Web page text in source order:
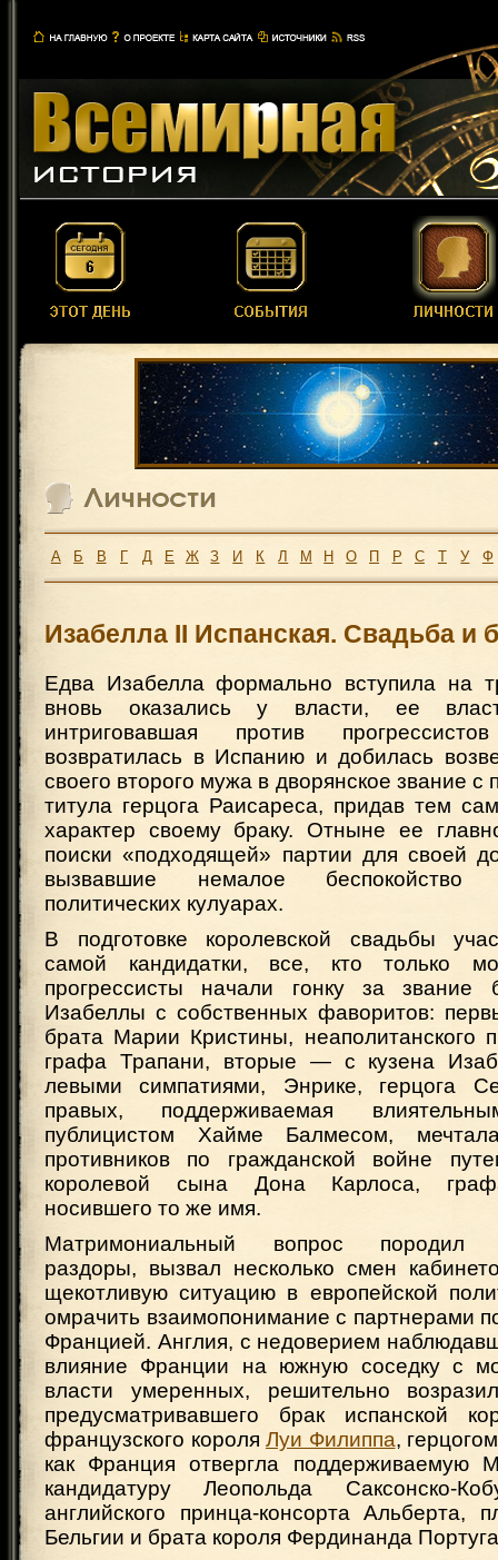
А Б В Г Д Е Ж З И К Л М Н О П Р С Т У Ф
Изабелла II Испанская. Свадьба и
Едва Изабелла формально вступила на
вновь оказались у власти, ее
интриговавшая против
возвратилась в Испанию и добилась
своего второго мужа в дворянское звание
титула герцога Раисареса, придав тем
характер своему браку. Отныне ее
поиски «подходящей» партии для своей
вызвавшие немалое беспокойство
политических кулуарах.
В подготовке королевской свадьбы
самой кандидатки, все, кто только
прогрессисты начали гонку за звание
Изабеллы с собственных фаворитов:
брата Марии Кристины, неаполитанского
графа Трапани, вторые — с кузена
левыми симпатиями, Энрике, герцога
правых, поддерживаемая
публицистом Хайме Балмесом,
противников по гражданской войне
королевой сына Дона Карлоса,
носившего то же имя.
Матримониальный вопрос породил
раздоры, вызвал несколько смен
щекотливую ситуацию в европейской
омрачить взаимопонимание с партнерами
Францией. Англия, с недоверием
влияние Франции на южную соседку с
власти умеренных, решительно
предусматривавшего брак испанской
французского короля Луи Филиппа,
как Франция отвергла поддерживаемую
кандидатуру Леопольда Саксонско-
английского принца-консорта Альберта,
Бельгии и брата короля Фердинанда